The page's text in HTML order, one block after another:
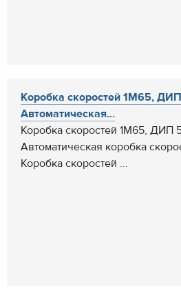
Коробка скоростей 1М65,
Автоматическая...
Коробка скоростей 1М65, ДИП
Автоматическая коробка
Коробка скоростей ...